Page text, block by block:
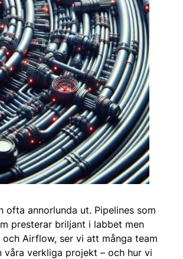
ofta annorlunda ut. Pipelines som
presterar briljant i labbet men
Airflow, ser vi att många team
våra verkliga projekt – och hur vi